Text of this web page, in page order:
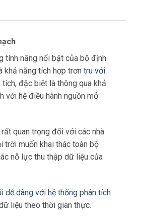
liệunhất quán và chính xác
tính năng nổi bật của bộ định
đặc biệt là thông qua khả
với hệ điều hành nguồn mở
rất quan trọng đối với các nhà
trời muốn khai thác toàn bộ
nỗ lực thu thập dữ liệu của